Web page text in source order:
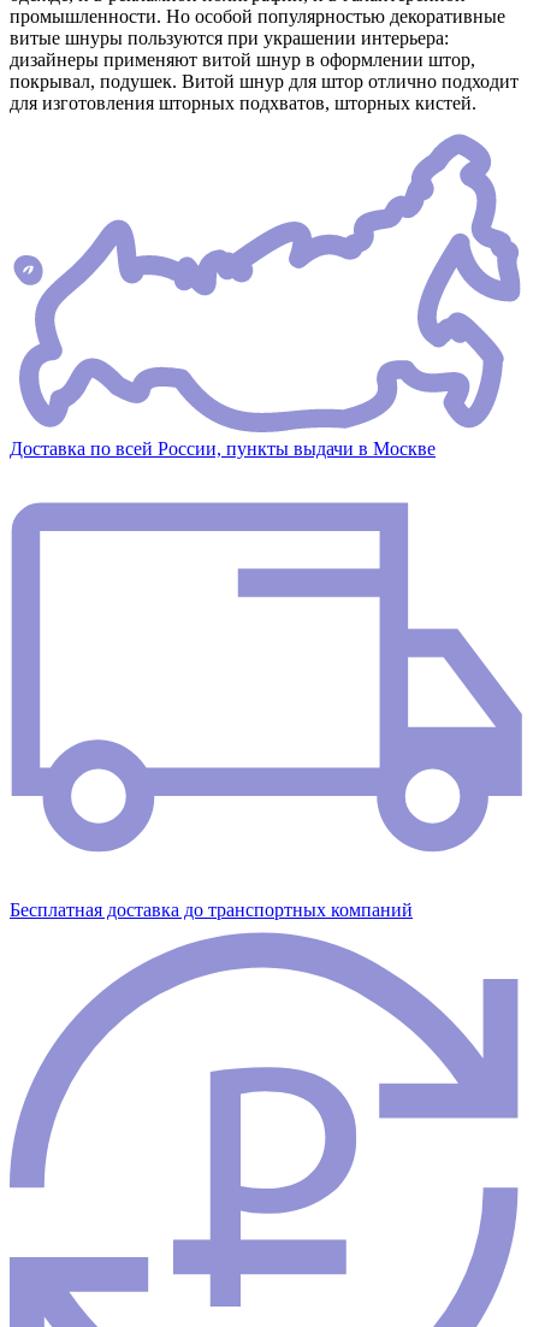
промышленности. Но особой популярностью декоративные
витые шнуры пользуются при украшении интерьера:
дизайнеры применяют витой шнур в оформлении штор,
покрывал, подушек. Витой шнур для штор отлично подходит
для изготовления шторных подхватов, шторных кистей.
Доставка по всей России, пункты выдачи в Москве
Бесплатная доставка до транспортных компаний